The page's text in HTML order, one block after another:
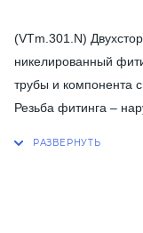
(VTm.301.N)
никелированный
трубы и компонента
Резьба фитинга –